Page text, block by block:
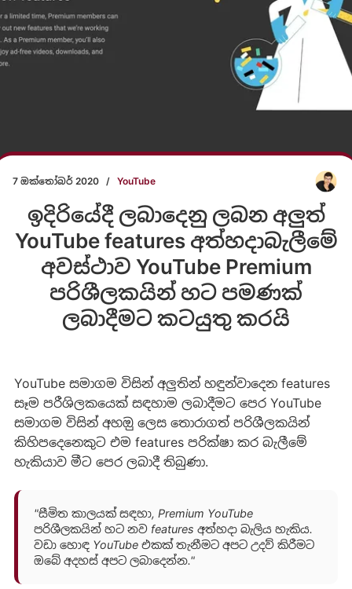
7 ඔක්තෝබර් 2020 / YouTube
ඉදිරියේදී ලබාදෙනු ලබන අලුත්
YouTube features අත්හදාබැලීමේ
අවස්ථාව YouTube Premium
පරිශීලකයින් හට පමණක්
ලබාදීමට කටයුතු කරයි
YouTube සමාගම විසින් අලුතින් හඳුන්වාදෙන features
සෑම පරීශිලකයෙක් සඳහාම ලබාදීමට පෙර YouTube
සමාගම විසින් අහඔු ලෙස තොරාගත් පරිශීලකයින්
කිහිපදෙනෙකුට එම features පරික්ෂා කර බැලීමේ
හැකියාව මීට පෙර ලබාදී තිබුණා.
"සීමිත කාලයක් සඳහා, Premium YouTube
පරිශීලකයින් හට නව features අත්හදා බැලිය හැකිය.
වඩා හොඳ YouTube එකක් තැනීමට අපට උදව් කිරීමට
ඔබේ අදහස් අපට ලබාදෙන්න."